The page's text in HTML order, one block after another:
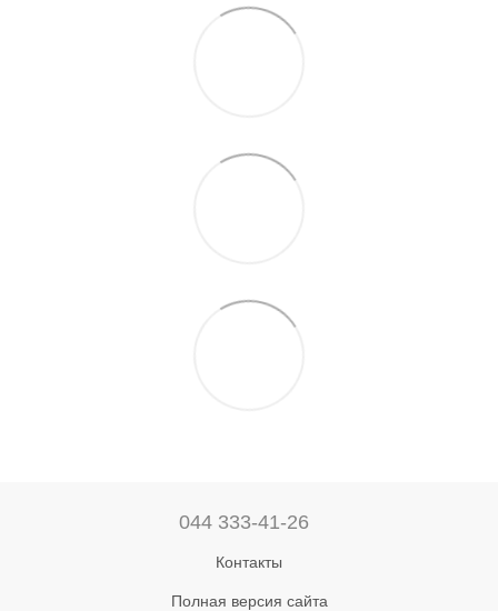
044 333-41-26
Контакты
Полная версия сайта